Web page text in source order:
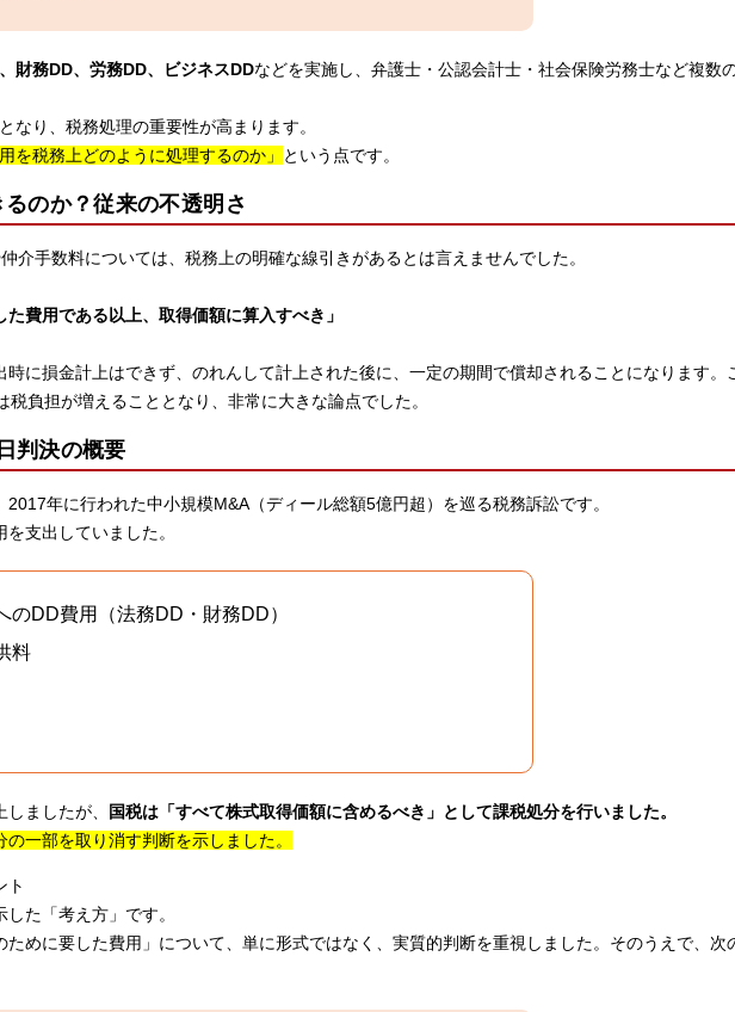
財務DD、労務DD、ビジネスDDなどを実施し、弁護士・公認会計士・社会保険労務士など複数
なり、税務処理の重要性が高まります。
用を税務上どのように処理するのか」 という点です。
のか？従来の不透明さ
介手数料については、税務上の明確な線引きがあるとは言えませんでした。
た費用である以上、取得価額に算入すべき」
に損金計上はできず、のれんして計上された後に、一定の期間で償却されることになります。
負担が増えることとなり、非常に大きな論点でした。
判決の概要
年に行われた中小規模M&A（ディール総額5億円超）を巡る税務訴訟です。
支出していました。
のDD費用（法務DD・財務DD）
料
ましたが、
国税は「すべて株式取得価額に含めるべき」として課税処分を行いました。
一部を取り消す判断を示しました。
ト
た「考え方」です。
めに要した費用」について、単に形式ではなく、実質的判断を重視しました。そのうえで、次